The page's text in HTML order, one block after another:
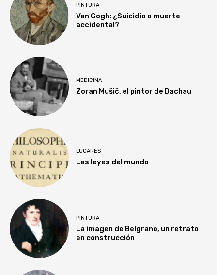
PINTURA
Van Gogh: ¿Suicidio o muerte
accidental?
MEDICINA
Zoran Mušič, el pintor de Dachau
LUGARES
Las leyes del mundo
PINTURA
La imagen de Belgrano, un retrato
en construcción